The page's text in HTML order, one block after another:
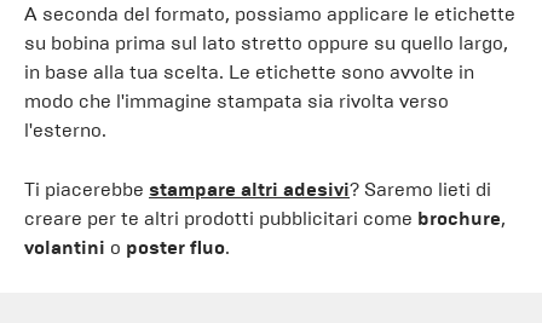
A seconda del formato, possiamo applicare le etichette
su bobina prima sul lato stretto oppure su quello largo,
in base alla tua scelta. Le etichette sono avvolte in
modo che l'immagine stampata sia rivolta verso
l'esterno.
Ti piacerebbe stampare altri adesivi? Saremo lieti di
creare per te altri prodotti pubblicitari come brochure,
volantini o poster fluo.